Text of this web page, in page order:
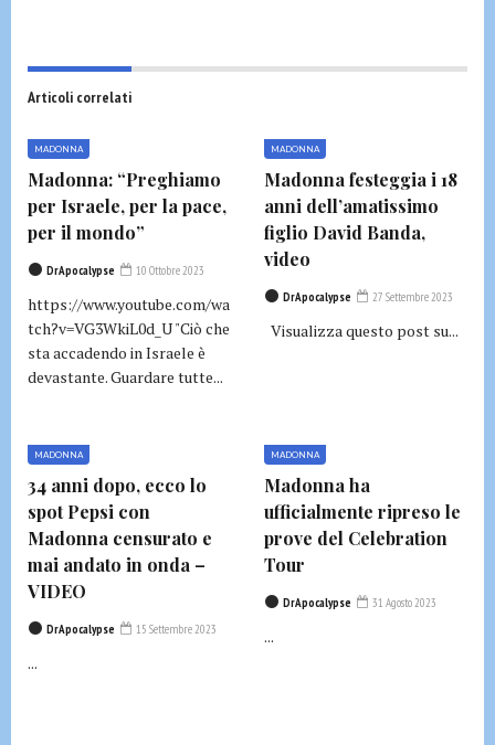
Articoli correlati
MADONNA
Madonna: “Preghiamo
per Israele, per la pace,
per il mondo”
DrApocalypse 10 Ottobre 2023
https://www.youtube.com/wa
tch?v=VG3WkiL0d_U "Ciò che
sta accadendo in Israele è
devastante. Guardare tutte...
MADONNA
Madonna festeggia i 18
anni dell’amatissimo
figlio David Banda,
video
DrApocalypse 27 Settembre 2023
Visualizza questo post su...
MADONNA
34 anni dopo, ecco lo
spot Pepsi con
Madonna censurato e
mai andato in onda –
VIDEO
DrApocalypse 15 Settembre 2023
...
MADONNA
Madonna ha
ufficialmente ripreso le
prove del Celebration
Tour
DrApocalypse 31 Agosto 2023
...